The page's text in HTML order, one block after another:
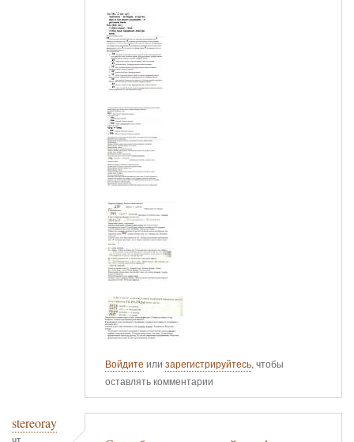
Войдите или зарегистрируйтесь, чтобы
оставлять комментарии
stereoray